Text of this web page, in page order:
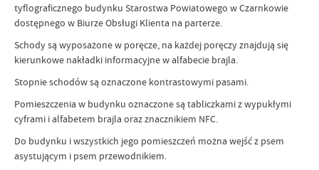
tyflograficznego budynku Starostwa Powiatowego w Czarnkowie
dostępnego w Biurze Obsługi Klienta na parterze.
Schody są wyposażone w poręcze, na każdej poręczy znajdują się
kierunkowe nakładki informacyjne w alfabecie brajla.
Stopnie schodów są oznaczone kontrastowymi pasami.
Pomieszczenia w budynku oznaczone są tabliczkami z wypukłymi
cyframi i alfabetem brajla oraz znacznikiem NFC.
Do budynku i wszystkich jego pomieszczeń można wejść z psem
asystującym i psem przewodnikiem.